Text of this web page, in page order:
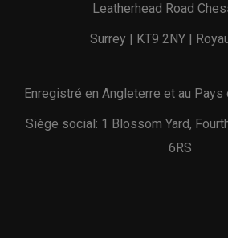
Leatherhead Road
Surrey | KT9 2NY |
Enregistré en Angleterre et au Pays
Siège social: 1 Blossom Yard,
6RS